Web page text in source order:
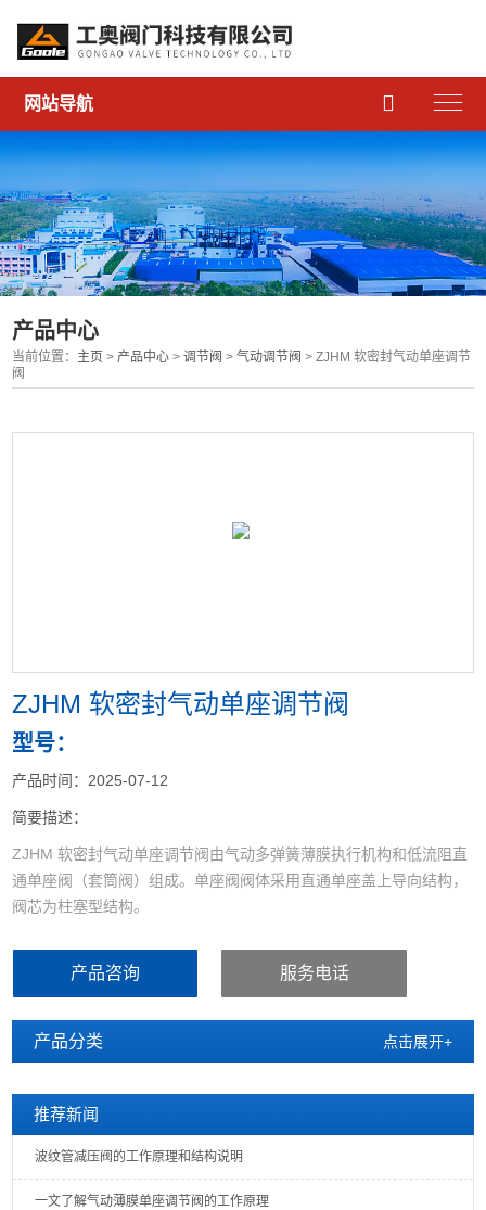
网站导航 
产品中心
当前位置： 主页 > 产品中心 >调节阀 >气动调节阀 > ZJHM 软密封气动单座调节
阀
ZJHM 软密封气动单座调节阀
型号：
产品时间：2025-07-12
简要描述：
ZJHM 软密封气动单座调节阀由气动多弹簧薄膜执行机构和低流阻直
通单座阀（套筒阀）组成。单座阀阀体采用直通单座盖上导向结构，
阀芯为柱塞型结构。
产品咨询 服务电话
产品分类 点击展开+
推荐新闻
波纹管减压阀的工作原理和结构说明
一文了解气动薄膜单座调节阀的工作原理